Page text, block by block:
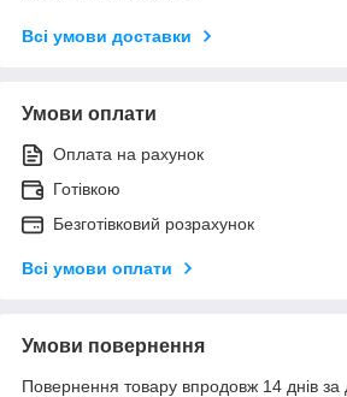
Всі умови доставки
Умови оплати
Оплата на рахунок
Готівкою
Безготівковий розрахунок
Всі умови оплати
Умови повернення
Повернення товару впродовж 14 днів за